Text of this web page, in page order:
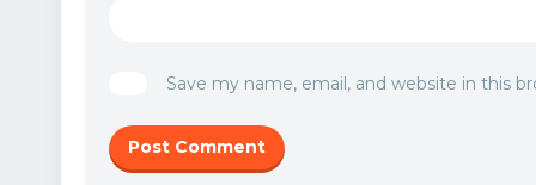
Save my name, email, and website in this